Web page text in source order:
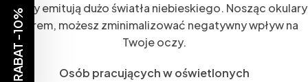
tablety emitują dużo światła niebieskiego. Nosząc okulary
z filtrem, możesz zminimalizować negatywny wpływ na
Twoje oczy.
Osób pracujących w oświetlonych
RABAT -10%